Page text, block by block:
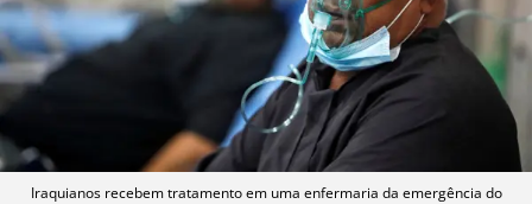
Iraquianos recebem tratamento em uma enfermaria da emergência do